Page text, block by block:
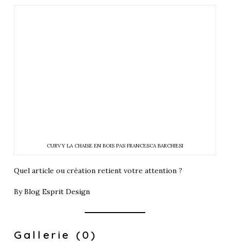
CURVY LA CHAISE EN BOIS PAS FRANCESCA BARCHIESI
Quel article ou création retient votre attention ?
ByBlog Esprit Design
Gallerie (0)